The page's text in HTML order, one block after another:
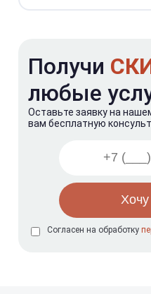
Получи
любые
Оставьте заявку на
вам бесплатную
Согласен на обработку